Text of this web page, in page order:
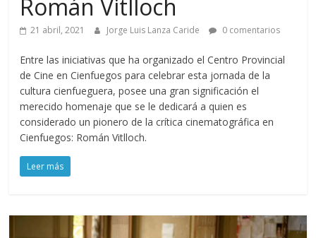
Román Vitlloch
21 abril, 2021 Jorge Luis Lanza Caride 0 comentarios
Entre las iniciativas que ha organizado el Centro Provincial
de Cine en Cienfuegos para celebrar esta jornada de la
cultura cienfueguera, posee una gran significación el
merecido homenaje que se le dedicará a quien es
considerado un pionero de la crítica cinematográfica en
Cienfuegos: Román Vitlloch.
Leer más